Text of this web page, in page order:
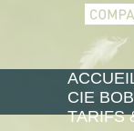
CIE
TARIFS